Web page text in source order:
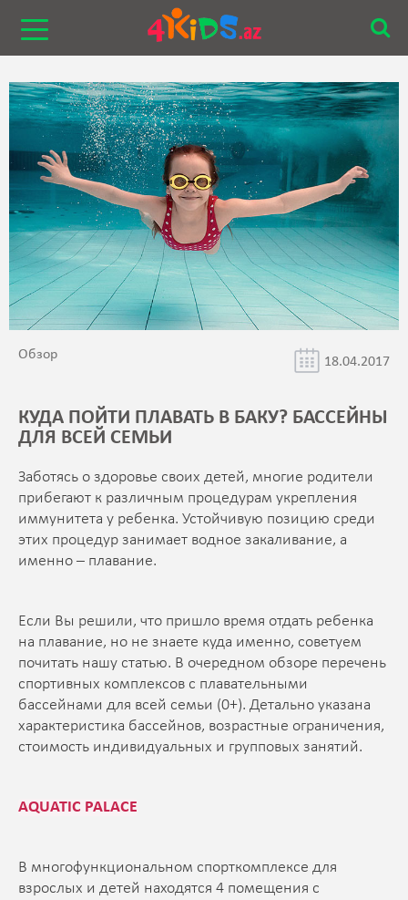
Обзор 18.04.2017
КУДА ПОЙТИ ПЛАВАТЬ В БАКУ? БАССЕЙНЫ
ДЛЯ ВСЕЙ СЕМЬИ
Заботясь о здоровье своих детей, многие родители
прибегают к различным процедурам укрепления
иммунитета у ребенка. Устойчивую позицию среди
этих процедур занимает водное закаливание, а
именно – плавание.
Если Вы решили, что пришло время отдать ребенка
на плавание, но не знаете куда именно, советуем
почитать нашу статью. В очередном обзоре перечень
спортивных комплексов с плавательными
бассейнами для всей семьи (0+). Детально указана
характеристика бассейнов, возрастные ограничения,
стоимость индивидуальных и групповых занятий.
AQUATIC PALACE
В многофункциональном спорткомплексе для
взрослых и детей находятся 4 помещения с